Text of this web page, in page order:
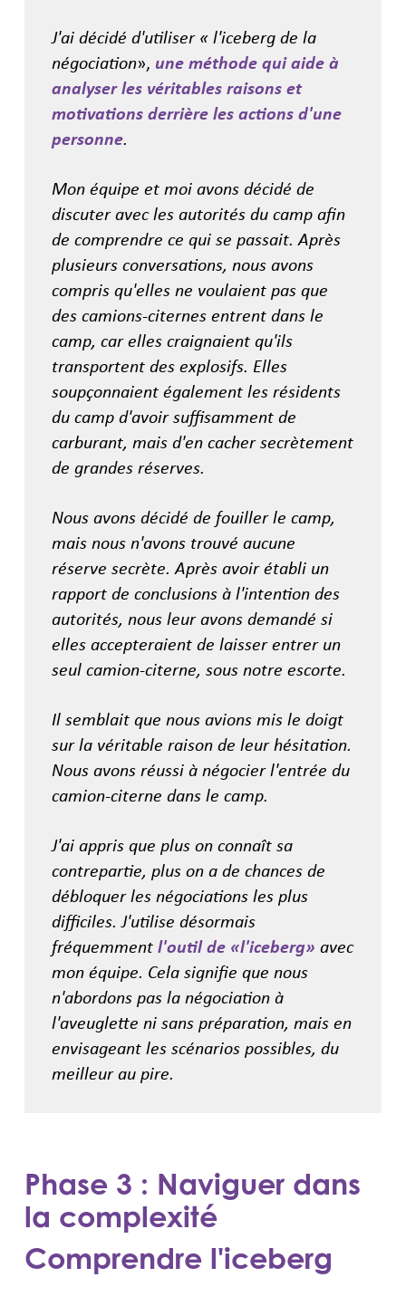
J'ai décidé d'utiliser « l'iceberg de la
négociation», une méthode qui aide à
analyser les véritables raisons et
motivations derrière les actions d'une
personne.
Mon équipe et moi avons décidé de
discuter avec les autorités du camp afin
de comprendre ce qui se passait. Après
plusieurs conversations, nous avons
compris qu'elles ne voulaient pas que
des camions-citernes entrent dans le
camp, car elles craignaient qu'ils
transportent des explosifs. Elles
soupçonnaient également les résidents
du camp d'avoir suffisamment de
carburant, mais d'en cacher secrètement
de grandes réserves.
Nous avons décidé de fouiller le camp,
mais nous n'avons trouvé aucune
réserve secrète. Après avoir établi un
rapport de conclusions à l'intention des
autorités, nous leur avons demandé si
elles accepteraient de laisser entrer un
seul camion-citerne, sous notre escorte.
Il semblait que nous avions mis le doigt
sur la véritable raison de leur hésitation.
Nous avons réussi à négocier l'entrée du
camion-citerne dans le camp.
J'ai appris que plus on connaît sa
contrepartie, plus on a de chances de
débloquer les négociations les plus
difficiles. J'utilise désormais
fréquemmentl'outil de «l'iceberg» avec
mon équipe. Cela signifie que nous
n'abordons pas la négociation à
l'aveuglette ni sans préparation, mais en
envisageant les scénarios possibles, du
meilleur au pire.
Phase 3 : Naviguer dans
la complexité
Comprendre l'iceberg